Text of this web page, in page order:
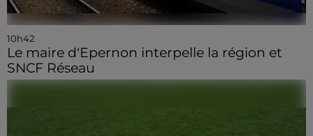
10h42
Le maire d'Epernon interpelle la région et
SNCF Réseau